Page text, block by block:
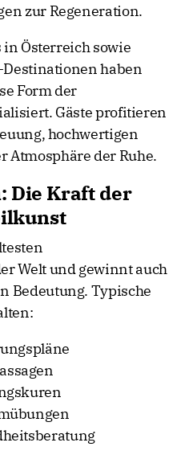
zur Regeneration.
in Österreich sowie
haben
Form der
Gäste profitieren
hochwertigen
Atmosphäre der Ruhe.
Die Kraft der
Welt und gewinnt auch
Bedeutung. Typische